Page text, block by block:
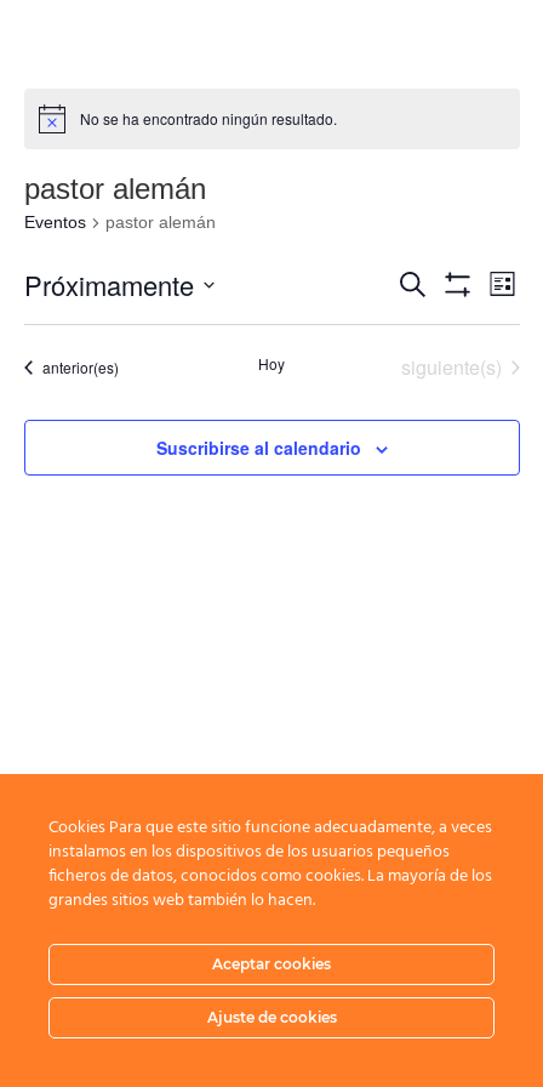
No se ha encontrado ningún resultado.
pastor alemán
Eventos pastor alemán
y
Eventos
Buscar
Filtros
de
de
Lista
Próximamente
Eventos
anterior(es) Hoy Eventos
siguiente(s)
Suscribirse al calendario
Cookies Para que este sitio funcione adecuadamente, a veces
instalamos en los dispositivos de los usuarios pequeños
ficheros de datos, conocidos como cookies. La mayoría de los
grandes sitios web también lo hacen.
Aceptar cookies
Ajuste de cookies